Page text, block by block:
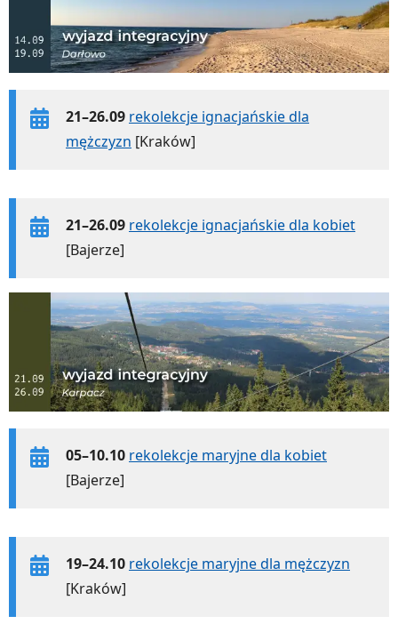
21–26.09 rekolekcje ignacjańskie dla
mężczyzn [Kraków]
21–26.09 rekolekcje ignacjańskie dla kobiet
[Bajerze]
05–10.10 rekolekcje maryjne dla kobiet
[Bajerze]
19–24.10 rekolekcje maryjne dla mężczyzn
[Kraków]